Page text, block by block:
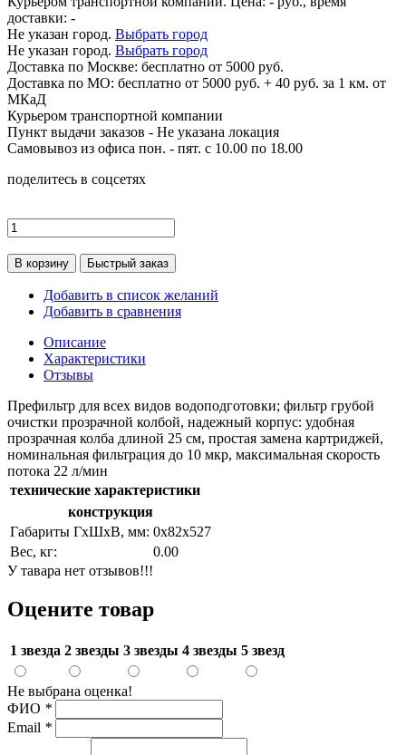
доставки: -
Не указан город. Выбрать город
Не указан город. Выбрать город
Доставка по Москве: бесплатно от 5000 руб.
Доставка по МО: бесплатно от 5000 руб. + 40 руб. за 1 км. от
МКаД
Курьером транспортной компании
Пункт выдачи заказов - Не указана локация
Самовывоз из офиса пон. - пят. с 10.00 по 18.00
поделитесь в соцсетях
В корзину Быстрый заказ
Добавить в список желаний
Добавить в сравнения
Описание
Характеристики
Отзывы
Префильтр для всех видов водоподготовки; фильтр грубой
очистки прозрачной колбой, надежный корпус: удобная
прозрачная колба длиной 25 см, простая замена картриджей,
номинальная фильтрация до 10 мкр, максимальная скорость
потока 22 л/мин
технические характеристики
конструкция
Габариты ГхШхВ, мм: 0х82х527
Вес, кг:
0.00
У тавара нет отзывов!!!
Оцените товар
1 звезда 2 звезды 3 звезды 4 звезды 5 звезд
Не выбрана оценка!
ФИО *
Email *